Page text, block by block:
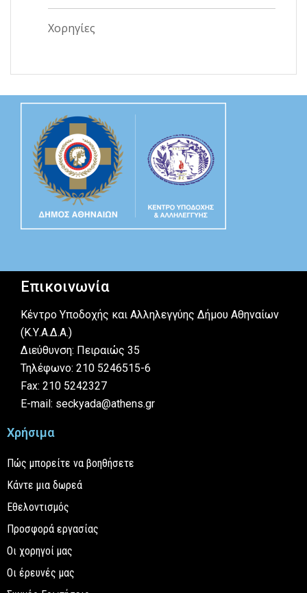
Χορηγίες
Επικοινωνία
Κέντρο Υποδοχής και Αλληλεγγύης Δήμου Αθηναίων
(Κ.Υ.Α.Δ.Α.)
Διεύθυνση: Πειραιώς 35
Τηλέφωνο: 210 5246515-6
Fax: 210 5242327
E-mail: seckyada@athens.gr
Χρήσιμα
Πώς μπορείτε να βοηθήσετε
Κάντε μια δωρεά
Εθελοντισμός
Προσφορά εργασίας
Οι χορηγοί μας
Οι έρευνές μας